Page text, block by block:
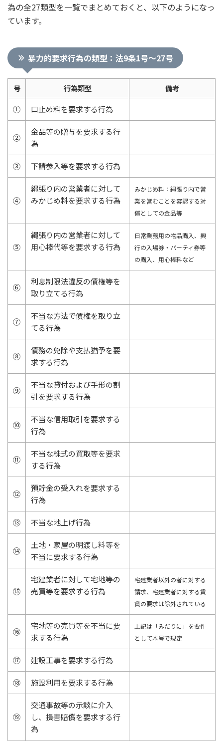
為の全27類型を一覧でまとめておくと、以下のようになっ
ています。
暴力的要求行為の類型：法9条1号～27号
号 行為類型
備考
①
口止め料を要求する行為
②
金品等の贈与を要求する行
為
③ 下請参入等を要求する行為
④
縄張り内の営業者に対して
みかじめ料を要求する行為
みかじめ料：縄張り内で営
業を営むことを容認する対
償としての金品等
⑤
縄張り内の営業者に対して
用心棒代等を要求する行為
日常業務用の物品購入、興
行の入場券・パーティ券等
の購入、用心棒料など
⑥
利息制限法違反の債権等を
取り立てる行為
⑦
不当な方法で債権を取り立
てる行為
⑧
債務の免除や支払猶予を要
求する行為
⑨
不当な貸付および手形の割
引を要求する行為
⑩
不当な信用取引を要求する
行為
⑪
不当な株式の買取等を要求
する行為
⑫
預貯金の受入れを要求する
行為
⑬ 不当な地上げ行為
⑭
土地・家屋の明渡し料等を
不当に要求する行為
⑮
宅建業者に対して宅地等の
売買等を要求する行為
宅建業者以外の者に対する
請求、宅建業者に対する賃
貸の要求は除外されている
⑯
宅地等の売買等を不当に要
求する行為
上記は「みだりに」を要件
として本号で規定
⑰ 建設工事を要求する行為
⑱ 施設利用を要求する行為
⑲
交通事故等の示談に介入
し、損害賠償を要求する行
為